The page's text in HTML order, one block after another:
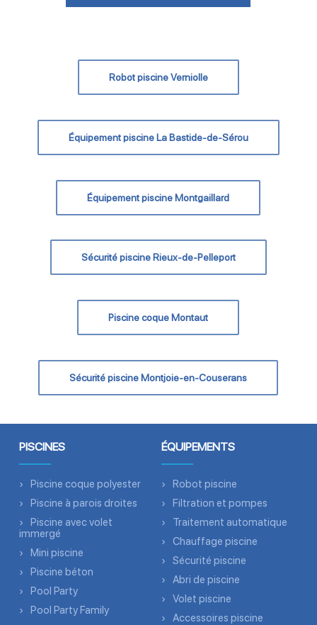
Robot piscine Verniolle
Équipement piscine La Bastide-de-Sérou
Équipement piscine Montgaillard
Sécurité piscine Rieux-de-Pelleport
Piscine coque Montaut
Sécurité piscine Montjoie-en-Couserans
PISCINES
Piscine coque polyester
Piscine à parois droites
Piscine avec volet
immergé
Mini piscine
Piscine béton
Pool Party
Pool Party Family
ÉQUIPEMENTS
Robot piscine
Filtration et pompes
Traitement automatique
Chauffage piscine
Sécurité piscine
Abri de piscine
Volet piscine
Accessoires piscine